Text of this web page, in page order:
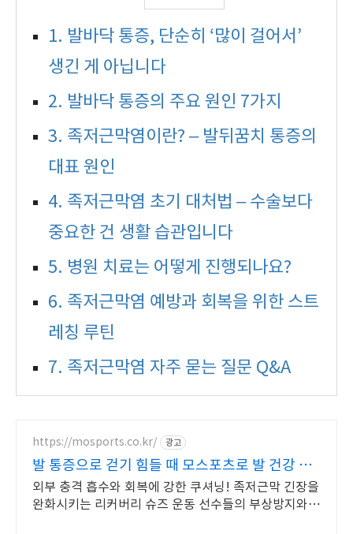
1. 발바닥 통증, 단순히 ‘많이 걸어서’
생긴 게 아닙니다
2. 발바닥 통증의 주요 원인 7가지
3. 족저근막염이란? – 발뒤꿈치 통증의
대표 원인
4. 족저근막염 초기 대처법 – 수술보다
중요한 건 생활 습관입니다
5. 병원 치료는 어떻게 진행되나요?
6. 족저근막염 예방과 회복을 위한 스트
레칭 루틴
7. 족저근막염 자주 묻는 질문 Q&A
https://mosports.co.kr/ 광고
발 통증으로 걷기 힘들 때 모스포츠로 발 건강 회
복
외부 충격 흡수와 회복에 강한 쿠셔닝! 족저근막 긴장을
완화시키는 리커버리 슈즈 운동 선수들의 부상방지와